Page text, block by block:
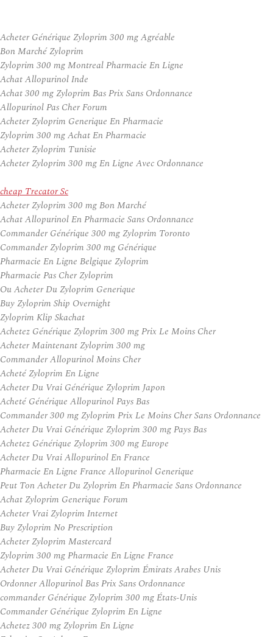
Acheter Générique Zyloprim 300 mg Agréable
Bon Marché Zyloprim
Zyloprim 300 mg Montreal Pharmacie En Ligne
Achat Allopurinol Inde
Achat 300 mg Zyloprim Bas Prix Sans Ordonnance
Allopurinol Pas Cher Forum
Acheter Zyloprim Generique En Pharmacie
Zyloprim 300 mg Achat En Pharmacie
Acheter Zyloprim Tunisie
Acheter Zyloprim 300 mg En Ligne Avec Ordonnance
cheap Trecator Sc
Acheter Zyloprim 300 mg Bon Marché
Achat Allopurinol En Pharmacie Sans Ordonnance
Commander Générique 300 mg Zyloprim Toronto
Commander Zyloprim 300 mg Générique
Pharmacie En Ligne Belgique Zyloprim
Pharmacie Pas Cher Zyloprim
Ou Acheter Du Zyloprim Generique
Buy Zyloprim Ship Overnight
Zyloprim Klip Skachat
Achetez Générique Zyloprim 300 mg Prix Le Moins Cher
Acheter Maintenant Zyloprim 300 mg
Commander Allopurinol Moins Cher
Acheté Zyloprim En Ligne
Acheter Du Vrai Générique Zyloprim Japon
Acheté Générique Allopurinol Pays Bas
Commander 300 mg Zyloprim Prix Le Moins Cher Sans Ordonnance
Acheter Du Vrai Générique Zyloprim 300 mg Pays Bas
Achetez Générique Zyloprim 300 mg Europe
Acheter Du Vrai Allopurinol En France
Pharmacie En Ligne France Allopurinol Generique
Peut Ton Acheter Du Zyloprim En Pharmacie Sans Ordonnance
Achat Zyloprim Generique Forum
Acheter Vrai Zyloprim Internet
Buy Zyloprim No Prescription
Acheter Zyloprim Mastercard
Zyloprim 300 mg Pharmacie En Ligne France
Acheter Du Vrai Générique Zyloprim Émirats Arabes Unis
Ordonner Allopurinol Bas Prix Sans Ordonnance
commander Générique Zyloprim 300 mg États-Unis
Commander Générique Zyloprim En Ligne
Achetez 300 mg Zyloprim En Ligne